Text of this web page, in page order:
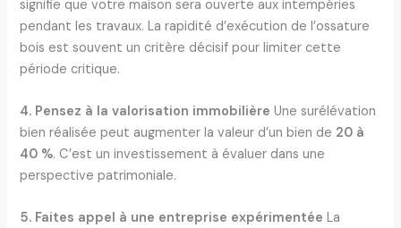
signifie que votre maison sera ouverte aux intempéries
pendant les travaux. La rapidité d’exécution de l’ossature
bois est souvent un critère décisif pour limiter cette
période critique.
4. Pensez à la valorisation immobilière Une surélévation
bien réalisée peut augmenter la valeur d’un bien de 20 à
40 %. C’est un investissement à évaluer dans une
perspective patrimoniale.
5. Faites appel à une entreprise expérimentée La